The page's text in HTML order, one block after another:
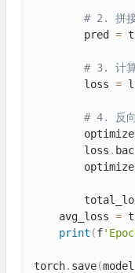
# 2. 拼
        pred
=
# 3. 计
        loss
=
# 4. 反
        loss
.
    avg_loss
=
print (f
torch. save(model